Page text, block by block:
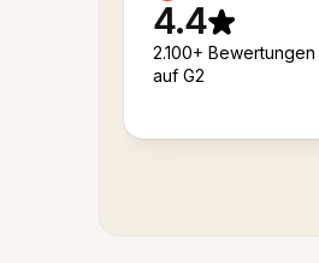
4.4
2.100+ Bewertungen
auf G2